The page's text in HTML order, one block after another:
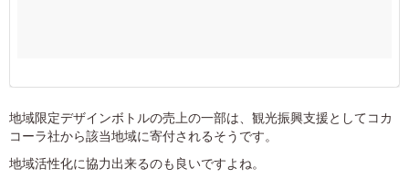
地域限定デザインボトルの売上の一部は、観光振興支援としてコカ
コーラ社から該当地域に寄付されるそうです。
地域活性化に協力出来るのも良いですよね。